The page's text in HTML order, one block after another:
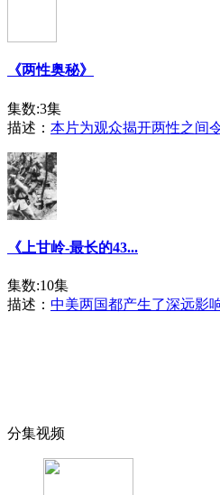
《两性奥秘》
集数:3集
描述： 本片为观众揭开两性之间
《上甘岭-最长的43...
集数:10集
描述： 中美两国都产生了深远影
分集视频